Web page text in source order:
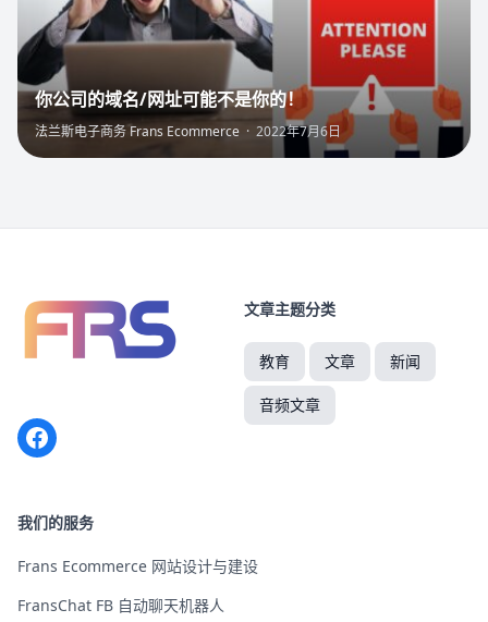
你公司的域名/网址可能不是你的！
法兰斯电子商务 Frans Ecommerce · 2022年7月6日
Facebook
文章主题分类
教育 文章 新闻
音频文章
我们的服务
Frans Ecommerce 网站设计与建设
FransChat FB 自动聊天机器人